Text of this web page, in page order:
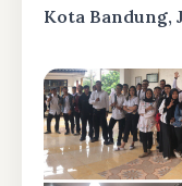
Kota Bandung,